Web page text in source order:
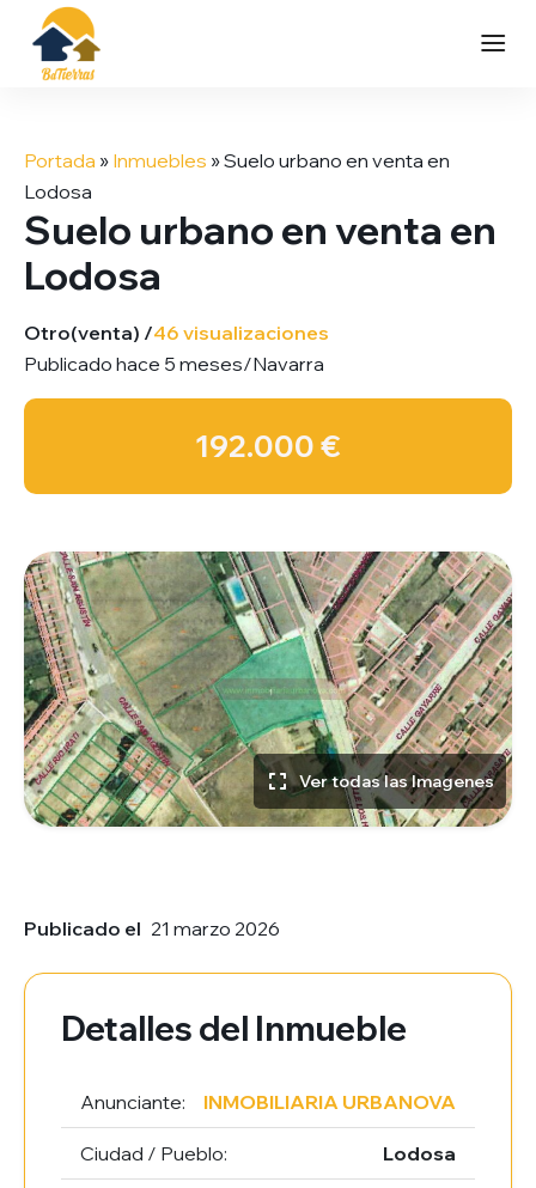
contenido
Portada » Inmuebles »Suelo urbano en venta en
Lodosa
Suelo urbano en venta en
Lodosa
Otro(venta) /46 visualizaciones
Publicado hace 5 meses/Navarra
192.000 €
Ver todas las Imagenes
Publicado el 21 marzo 2026
Detalles del Inmueble
Anunciante: INMOBILIARIA URBANOVA
Ciudad / Pueblo: Lodosa